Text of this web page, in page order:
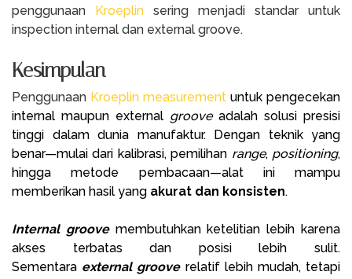
penggunaan Kroeplin sering menjadi standar untuk
inspection internal dan external groove.
Kesimpulan
Penggunaan Kroeplin measurement untuk pengecekan
internal maupun external grooveadalah solusi presisi
tinggi dalam dunia manufaktur. Dengan teknik yang
benar—mulai dari kalibrasi, pemilihan range, positioning,
hingga metode pembacaan—alat ini mampu
memberikan hasil yang akurat dan konsisten.
Internal groovemembutuhkan ketelitian lebih karena
akses terbatas dan posisi lebih sulit.
Sementara external grooverelatif lebih mudah, tetapi